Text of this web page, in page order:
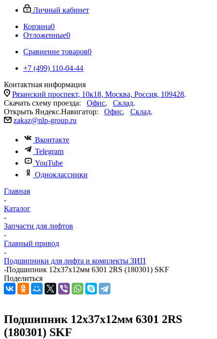
Личный кабинет
Корзина0
Отложенные0
Сравнение товаров0
+7 (499) 110-04-44
Контактная информация
Рязанский проспект, 10к18, Москва, Россия, 109428.
Скачать схему проезда: Офис, Склад.
Открыть Яндекс.Навигатор: Офис, Склад.
zakaz@nlp-group.ru
Вконтакте
Telegram
YouTube
Одноклассники
Главная
-
Каталог
-
Запчасти для лифтов
-
Главный привод
-
Подшипники для лифта и комплекты ЗИП
-Подшипник 12х37х12мм 6301 2RS (180301) SKF
Поделиться
Подшипник 12х37х12мм 6301 2RS
(180301) SKF